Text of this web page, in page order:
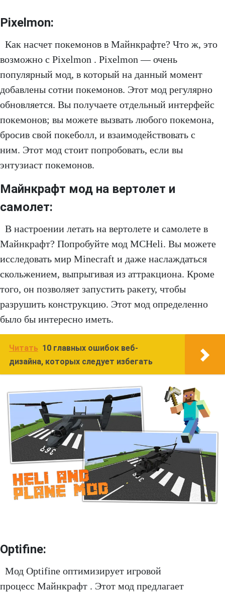
Pixelmon:
Как насчет покемонов в Майнкрафте? Что ж, это
возможно с Pixelmon . Pixelmon — очень
популярный мод, в который на данный момент
добавлены сотни покемонов. Этот мод регулярно
обновляется. Вы получаете отдельный интерфейс
покемонов; вы можете вызвать любого покемона,
бросив свой покеболл, и взаимодействовать с
ним. Этот мод стоит попробовать, если вы
энтузиаст покемонов.
Майнкрафт мод на вертолет и
самолет:
В настроении летать на вертолете и самолете в
Майнкрафт? Попробуйте мод MCHeli. Вы можете
исследовать мир Minecraft и даже наслаждаться
скольжением, выпрыгивая из аттракциона. Кроме
того, он позволяет запустить ракету, чтобы
разрушить конструкцию. Этот мод определенно
было бы интересно иметь.
Читать 10 главных ошибок веб-
дизайна, которых следует избегать
Optifine:
Мод Optifine оптимизирует игровой
процесс Майнкрафт . Этот мод предлагает